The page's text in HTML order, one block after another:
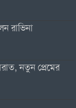
রাভিনা
নতুন প্রেমের